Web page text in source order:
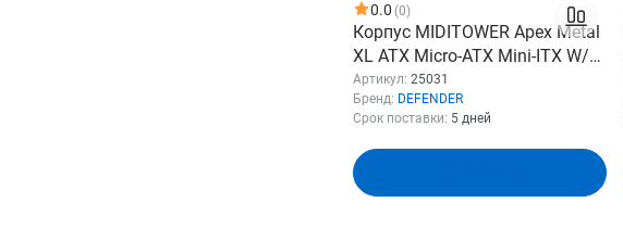
0.0 (0)
Корпус MIDITOWER Apex Metal
XL ATX Micro-ATX Mini-ITX W/O
PSU USB1.1+3.0+Type-C+audio
белый 25032 DEFENDER
(25031)
Артикул: 25031
Бренд: DEFENDER
Срок поставки: 5 дней